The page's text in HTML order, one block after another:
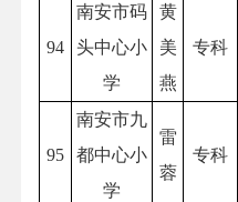
94
南安市码
头中心小
学
黄
美
燕
专科
95
南安市九
都中心小
学
雷
蓉
专科